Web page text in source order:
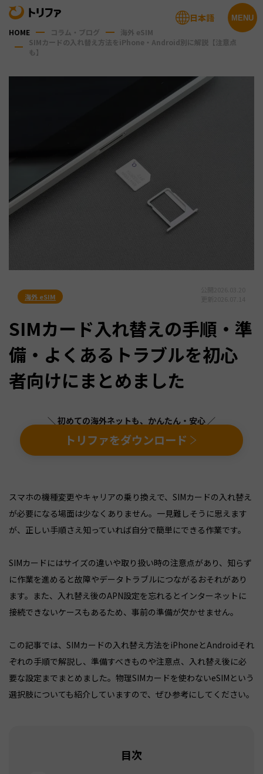
MENU
日本語
HOME コラム・ブログ
海外 eSIM
SIMカードの入れ替え方法をiPhone・Android別に解説【注意点
も】
海外 eSIM
SIMカード入れ替えの手順・準
備・よくあるトラブルを初心
者向けにまとめました
＼ 初めての海外ネットも、かんたん・安心 ／
トリファをダウンロード
スマホの機種変更やキャリアの乗り換えで、SIMカードの入れ替え
が必要になる場面は少なくありません。一見難しそうに思えます
が、正しい手順さえ知っていれば自分で簡単にできる作業です。
SIMカードにはサイズの違いや取り扱い時の注意点があり、知らず
に作業を進めると故障やデータトラブルにつながるおそれがあり
ます。また、入れ替え後のAPN設定を忘れるとインターネットに
接続できないケースもあるため、事前の準備が欠かせません。
この記事では、SIMカードの入れ替え方法をiPhoneとAndroidそれ
ぞれの手順で解説し、準備すべきものや注意点、入れ替え後に必
要な設定までまとめました。物理SIMカードを使わないeSIMという
選択肢についても紹介していますので、ぜひ参考にしてください。
目次